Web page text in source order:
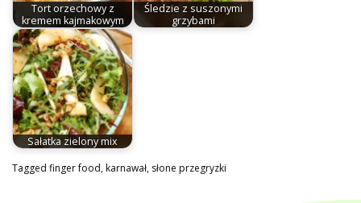
Tort orzechowy z
kremem kajmakowym
Śledzie z suszonymi
grzybami
Sałatka zielony mix
Tagged finger food,karnawał, słone przegryzki